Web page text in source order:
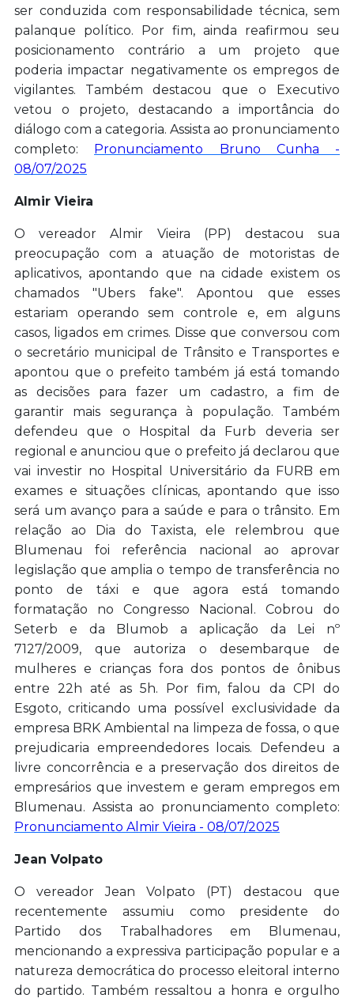
ser conduzida com responsabilidade técnica, sem
palanque político. Por fim, ainda reafirmou seu
posicionamento contrário a um projeto que
poderia impactar negativamente os empregos de
vigilantes. Também destacou que
o
Executivo
vetou o projeto, destacando a importância do
diálogo com a categoria. Assista ao pronunciamento
completo:
Pronunciamento Bruno Cunha -
08/07/2025
Almir Vieira
O vereador Almir Vieira (PP) destacou sua
preocupação com a atuação de motoristas de
aplicativos, apontando que na cidade existem os
chamados "Ubers fake". Apontou que esses
estariam operando sem controle e, em alguns
casos, ligados em crimes. Disse que conversou com
o secretário municipal de Trânsito e Transportes e
apontou que o prefeito também já está tomando
as decisões para fazer um cadastro, a fim de
garantir mais segurança à população. Também
defendeu que o Hospital da Furb deveria ser
regional e anunciou que o prefeito já declarou que
vai investir no Hospital Universitário da FURB em
exames e situações clínicas, apontando que isso
será um avanço para a saúde e para o trânsito. Em
relação ao Dia do Taxista, ele relembrou que
Blumenau foi referência nacional ao aprovar
legislação que amplia o tempo de transferência no
ponto de táxi e que agora está tomando
formatação no Congresso Nacional. Cobrou do
Seterb e da Blumob a aplicação da Lei nº
7127/2009, que autoriza o desembarque de
mulheres e crianças fora dos pontos de ônibus
entre 22h até as 5h. Por fim, falou da CPI do
Esgoto, criticando uma possível exclusividade da
empresa BRK Ambiental na limpeza de fossa, o que
prejudicaria empreendedores locais. Defendeu a
livre concorrência e a preservação dos direitos de
empresários que investem e geram empregos em
Blumenau. Assista ao pronunciamento completo:
Pronunciamento Almir Vieira - 08/07/2025
Jean Volpato
O vereador Jean Volpato (PT) destacou que
recentemente assumiu como presidente do
Partido dos Trabalhadores em Blumenau,
mencionando a expressiva participação popular e a
natureza democrática do processo eleitoral interno
do partido. Também ressaltou a honra e orgulho